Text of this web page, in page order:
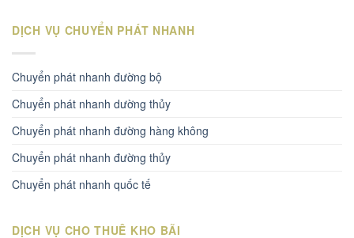
DỊCH VỤ CHUYỂN PHÁT NHANH
Chuyển phát nhanh đường bộ
Chuyển phát nhanh dường thủy
Chuyển phát nhanh đường hàng không
Chuyển phát nhanh đường thủy
Chuyển phát nhanh quốc tế
DỊCH VỤ CHO THUÊ KHO BÃI